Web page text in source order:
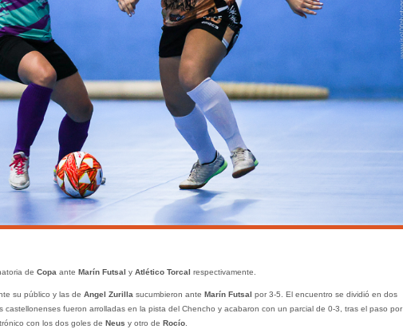
de Copa ante Marín Futsal y Atlético Torcal respectivamente.
su público y las de Angel Zurillasucumbieron ante Marín Futsal por 3-5. El encuentro se dividió en dos
castellonenses fueron arrolladas en la pista del Chencho y acabaron con un parcial de 0-3, tras el paso por
con los dos goles de Neus y otro de Rocío.